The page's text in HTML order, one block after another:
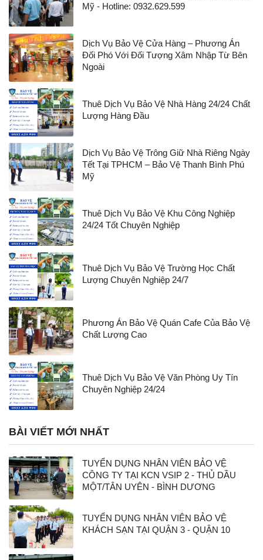
Mỹ - Hotline: 0932.629.599
Dịch Vụ Bảo Vệ Cửa Hàng – Phương Án
Đối Phó Với Đối Tượng Xâm Nhập Từ Bên
Ngoài
Thuê Dịch Vụ Bảo Vệ Nhà Hàng 24/24 Chất
Lượng Hàng Đầu
Dịch Vụ Bảo Vệ Trông Giữ Nhà Riêng Ngày
Tết Tại TPHCM – Bảo Vệ Thanh Bình Phú
Mỹ
Thuê Dịch Vụ Bảo Vệ Khu Công Nghiệp
24/24 Tốt Chuyên Nghiệp
Thuê Dịch Vụ Bảo Vệ Trường Học Chất
Lượng Chuyên Nghiệp 24/7
Phương Án Bảo Vệ Quán Cafe Của Bảo Vệ
Chất Lượng Cao
Thuê Dịch Vụ Bảo Vệ Văn Phòng Uy Tín
Chuyên Nghiệp 24/24
BÀI VIẾT MỚI NHẤT
TUYỂN DỤNG NHÂN VIÊN BẢO VỆ
CÔNG TY TẠI KCN VSIP 2 - THỦ DẦU
MỘT/TÂN UYÊN - BÌNH DƯƠNG
TUYỂN DỤNG NHÂN VIÊN BẢO VỆ
KHÁCH SẠN TẠI QUẬN 3 - QUẬN 10